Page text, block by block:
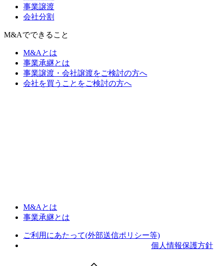
事業譲渡
会社分割
M&Aでできること
M&Aとは
事業承継とは
事業譲渡・会社譲渡をご検討の方へ
会社を買うことをご検討の方へ
M&Aとは
事業承継とは
ご利用にあたって(外部送信ポリシー等)
個人情報保護方針